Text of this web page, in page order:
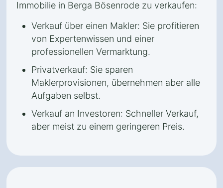
Immobilie in Berga Bösenrode zu verkaufen:
Verkauf über einen Makler: Sie profitieren
von Expertenwissen und einer
professionellen Vermarktung.
Privatverkauf: Sie sparen
Maklerprovisionen, übernehmen aber alle
Aufgaben selbst.
Verkauf an Investoren: Schneller Verkauf,
aber meist zu einem geringeren Preis.